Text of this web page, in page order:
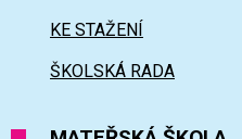
KE STAŽENÍ
ŠKOLSKÁ RADA